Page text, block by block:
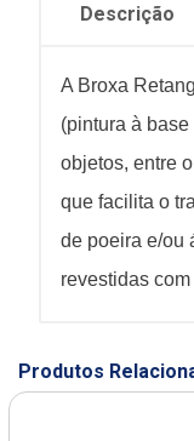
Descrição
A Broxa
(pintura à
objetos, entre
que facilita o
de poeira e/ou
revestidas com
Produtos